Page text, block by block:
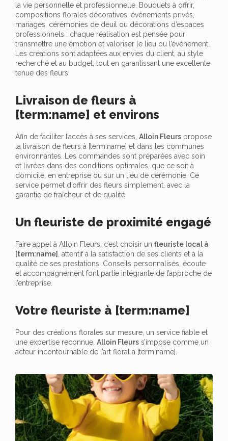
la vie personnelle et professionnelle. Bouquets à offrir,
compositions florales décoratives, événements privés,
mariages, cérémonies de deuil ou décorations d’espaces
professionnels : chaque réalisation est pensée pour
transmettre une émotion et valoriser le lieu ou l’événement.
Les créations sont adaptées aux envies du client, au style
recherché et au budget, tout en garantissant une excellente
tenue des fleurs.
Livraison de fleurs à
[term:name] et environs
Afin de faciliter l’accès à ses services, Alloin Fleurs propose
la livraison de fleurs à [term:name] et dans les communes
environnantes. Les commandes sont préparées avec soin
et livrées dans des conditions optimales, que ce soit à
domicile, en entreprise ou sur un lieu de cérémonie. Ce
service permet d’offrir des fleurs simplement, avec la
garantie de fraîcheur et de qualité.
Un fleuriste de proximité engagé
Faire appel à Alloin Fleurs, c’est choisir un fleuriste local à
[term:name]
, attentif à la satisfaction de ses clients et à la
qualité de ses prestations. Conseils personnalisés, écoute
et accompagnement font partie intégrante de l’approche de
l’entreprise.
Votre fleuriste à [term:name]
Pour des créations florales sur mesure, un service fiable et
une expertise reconnue, Alloin Fleurs s’impose comme un
acteur incontournable de l’art floral à [term:name].